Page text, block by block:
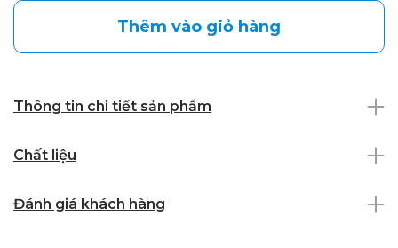
Thêm vào giỏ hàng
Thông tin chi tiết sản phẩm
Chất liệu
Đánh giá khách hàng